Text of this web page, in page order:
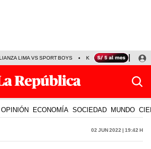
LIMA VS SPORT BOYS KENJI FUJIMORI
OPINIÓN ECONOMÍA SOCIEDAD MUNDO
02 Jun 2022 | 19:42 h